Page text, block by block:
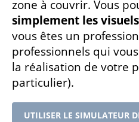
zone à couvrir. Vous
simplement les visuels
vous êtes un
professionnels qui
la réalisation de votre
particulier).
UTILISER LE SIMULATEUR